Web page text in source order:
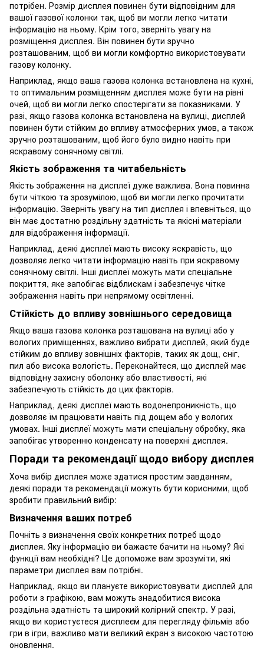
потрібен. Розмір дисплея повинен бути відповідним для
вашої газової колонки так, щоб ви могли легко читати
інформацію на ньому. Крім того, зверніть увагу на
розміщення дисплея. Він повинен бути зручно
розташованим, щоб ви могли комфортно використовувати
газову колонку.
Наприклад, якщо ваша газова колонка встановлена на кухні,
то оптимальним розміщенням дисплея може бути на рівні
очей, щоб ви могли легко спостерігати за показниками. У
разі, якщо газова колонка встановлена на вулиці, дисплей
повинен бути стійким до впливу атмосферних умов, а також
зручно розташованим, щоб його було видно навіть при
яскравому сонячному світлі.
Якість зображення та читабельність
Якість зображення на дисплеї дуже важлива. Вона повинна
бути чіткою та зрозумілою, щоб ви могли легко прочитати
інформацію. Зверніть увагу на тип дисплея і впевніться, що
він має достатню роздільну здатність та якісні матеріали
для відображення інформації.
Наприклад, деякі дисплеї мають високу яскравість, що
дозволяє легко читати інформацію навіть при яскравому
сонячному світлі. Інші дисплеї можуть мати спеціальне
покриття, яке запобігає відблискам і забезпечує чітке
зображення навіть при непрямому освітленні.
Стійкість до впливу зовнішнього середовища
Якщо ваша газова колонка розташована на вулиці або у
вологих приміщеннях, важливо вибрати дисплей, який буде
стійким до впливу зовнішніх факторів, таких як дощ, сніг,
пил або висока вологість. Переконайтеся, що дисплей має
відповідну захисну оболонку або властивості, які
забезпечують стійкість до цих факторів.
Наприклад, деякі дисплеї мають водонепроникність, що
дозволяє їм працювати навіть під дощем або у вологих
умовах. Інші дисплеї можуть мати спеціальну обробку, яка
запобігає утворенню конденсату на поверхні дисплея.
Поради та рекомендації щодо вибору дисплея
Хоча вибір дисплея може здатися простим завданням,
деякі поради та рекомендації можуть бути корисними, щоб
зробити правильний вибір:
Визначення ваших потреб
Почніть з визначення своїх конкретних потреб щодо
дисплея. Яку інформацію ви бажаєте бачити на ньому? Які
функції вам необхідні? Це допоможе вам зрозуміти, які
параметри дисплея вам потрібні.
Наприклад, якщо ви плануєте використовувати дисплей для
роботи з графікою, вам можуть знадобитися висока
роздільна здатність та широкий колірний спектр. У разі,
якщо ви користуєтеся дисплеєм для перегляду фільмів або
гри в ігри, важливо мати великий екран з високою частотою
оновлення.